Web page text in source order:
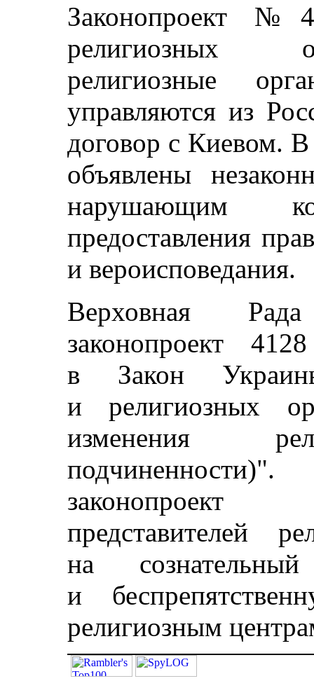
Законопроект
религиозных
религиозные
управляются из
договор с Киевом.
объявлены
нарушающим
предоставления
и вероисповедания.
Верховная
законопроект
в Закон
и религиозных
изменения
законопроект
представителей
на
и
религиозным